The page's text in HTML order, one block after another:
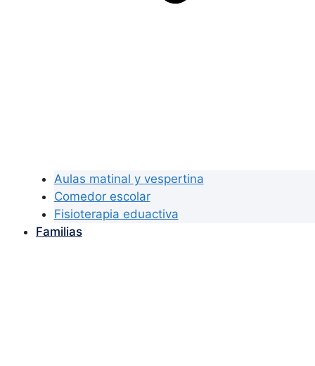
Aulas matinal y vespertina
Comedor escolar
Fisioterapia eduactiva
Familias